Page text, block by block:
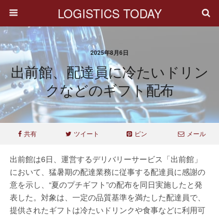
LOGISTICS TODAY
2025年8月6日
出前館、配達員に冷たいドリン
クなどのギフト配布
共有 ツイート ピン メール
出前館は6日、運営するデリバリーサービス「出前館」
において、猛暑期の配達業務に従事する配達員に感謝の
意を示し、“夏のプチギフト”の配布を同日実施したと発
表した。対象は、一定の品質基準を満たした配達員で、
提供されたギフトは冷たいドリンクや食事などに利用可